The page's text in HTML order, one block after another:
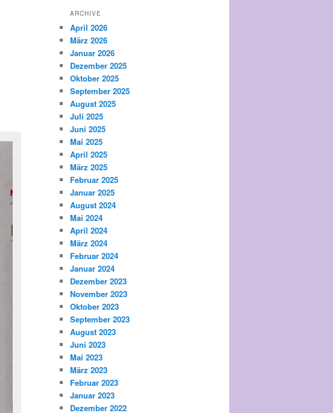
ARCHIVE
April 2026
März 2026
Januar 2026
Dezember 2025
Oktober 2025
September 2025
August 2025
Juli 2025
Juni 2025
Mai 2025
April 2025
März 2025
Februar 2025
Januar 2025
August 2024
Mai 2024
April 2024
März 2024
Februar 2024
Januar 2024
Dezember 2023
November 2023
Oktober 2023
September 2023
August 2023
Juni 2023
Mai 2023
März 2023
Februar 2023
Januar 2023
Dezember 2022